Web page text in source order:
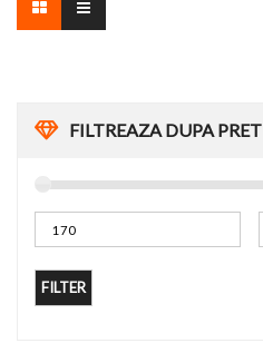
FILTREAZA DUPA PRET
FILTER